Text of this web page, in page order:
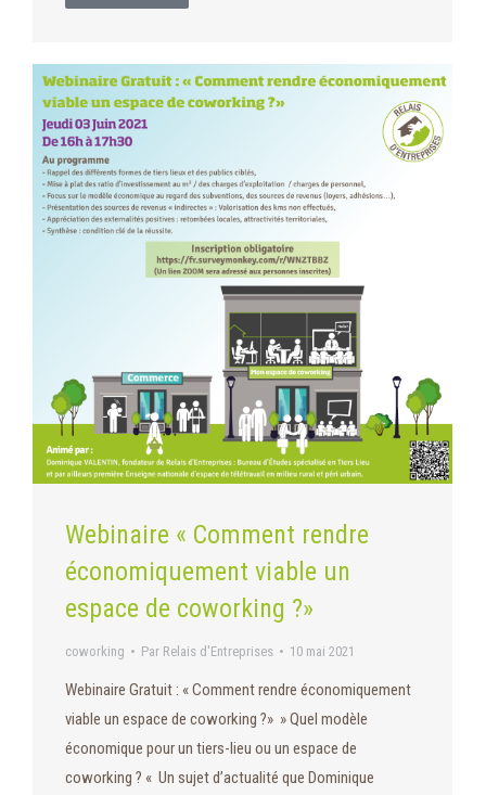
Webinaire « Comment rendre
économiquement viable un
espace de coworking ?»
coworking Par Relais d'Entreprises 10 mai 2021
Webinaire Gratuit : « Comment rendre économiquement
viable un espace de coworking ?» » Quel modèle
économique pour un tiers-lieu ou un espace de
coworking ? « Un sujet d’actualité que Dominique